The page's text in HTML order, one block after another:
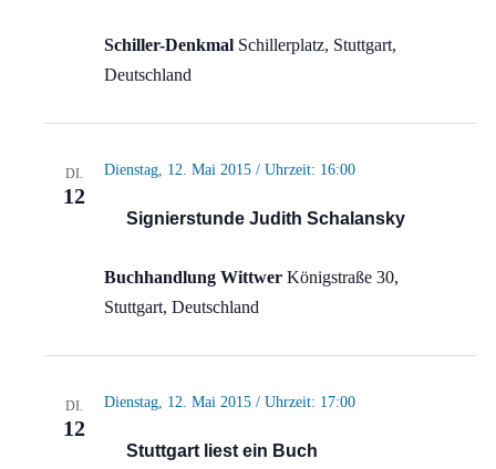
Schiller-Denkmal Schillerplatz, Stuttgart,
Deutschland
DI.
12
Signierstunde Judith Schalansky
Dienstag, 12. Mai 2015 / Uhrzeit: 16:00
Buchhandlung Wittwer Königstraße 30,
Stuttgart, Deutschland
DI.
12
Stuttgart liest ein Buch
Dienstag, 12. Mai 2015 / Uhrzeit: 17:00